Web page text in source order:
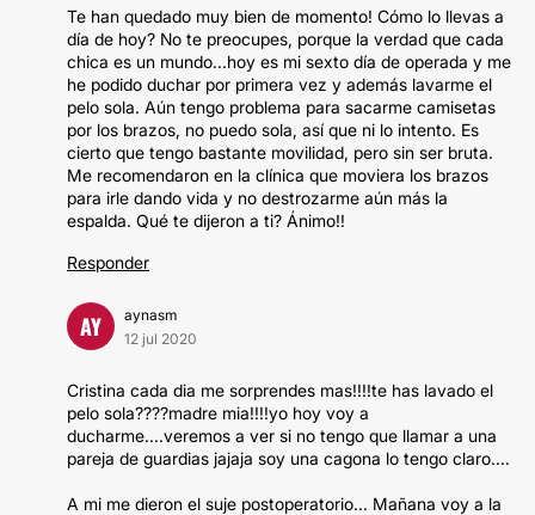
Te han quedado muy bien de momento! Cómo lo llevas a
día de hoy? No te preocupes, porque la verdad que cada
chica es un mundo...hoy es mi sexto día de operada y me
he podido duchar por primera vez y además lavarme el
pelo sola. Aún tengo problema para sacarme camisetas
por los brazos, no puedo sola, así que ni lo intento. Es
cierto que tengo bastante movilidad, pero sin ser bruta.
Me recomendaron en la clínica que moviera los brazos
para irle dando vida y no destrozarme aún más la
espalda. Qué te dijeron a ti? Ánimo!!
Responder
AY
aynasm
12 jul 2020
Cristina cada dia me sorprendes mas!!!!te has lavado el
pelo sola????madre mia!!!!yo hoy voy a
ducharme....veremos a ver si no tengo que llamar a una
pareja de guardias jajaja soy una cagona lo tengo claro....
A mi me dieron el suje postoperatorio... Mañana voy a la